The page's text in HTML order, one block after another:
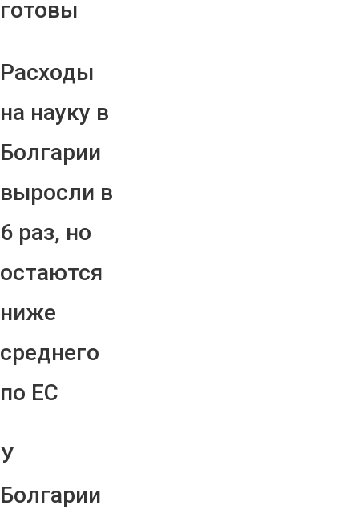
готовы
Расходы
на науку в
Болгарии
выросли в
6 раз, но
остаются
ниже
среднего
по ЕС
У
Болгарии